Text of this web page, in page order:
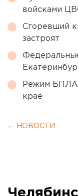
войсками
Сгоревший
застроят
Режим
крае
← НОВОСТИ